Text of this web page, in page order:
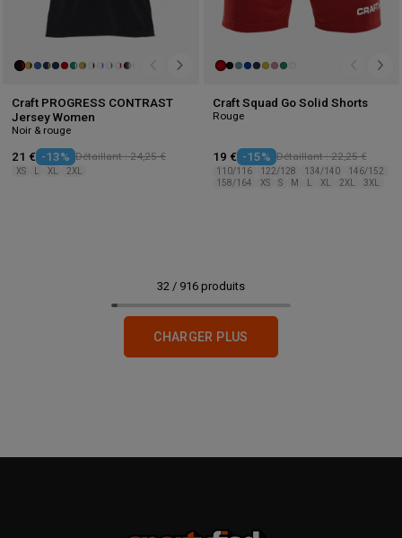
Craft PROGRESS CONTRAST
Jersey Women
Noir & rouge
21 € -13% Détaillant : 24,25 €
XS XL 2XL
Craft Squad Go Solid Shorts
Rouge
19 € -15% Détaillant : 22,25 €
110/116 122/128 134/140
146/152
158/164
XS S M XL 2XL 3XL
32 / 916 produits
CHARGER PLUS